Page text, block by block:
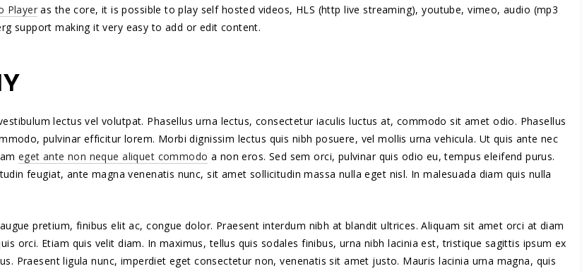
Player as the core, it is possible to play self hosted videos, HLS (http live streaming), youtube, vimeo, audio (mp3
support making it very easy to add or edit content.
lectus vel volutpat. Phasellus urna lectus, consectetur iaculis luctus at, commodo sit amet odio. Phasellus
pulvinar efficitur lorem. Morbi dignissim lectus quis nibh posuere, vel mollis urna vehicula. Ut quis ante nec
eget ante non neque aliquet commodo a non eros. Sed sem orci, pulvinar quis odio eu, tempus eleifend purus.
feugiat, ante magna venenatis nunc, sit amet sollicitudin massa nulla eget nisl. In malesuada diam quis nulla
pretium, finibus elit ac, congue dolor. Praesent interdum nibh at blandit ultrices. Aliquam sit amet orci at diam
orci. Etiam quis velit diam. In maximus, tellus quis sodales finibus, urna nibh lacinia est, tristique sagittis ipsum ex
Praesent ligula nunc, imperdiet eget consectetur non, venenatis sit amet justo. Mauris lacinia urna magna, quis